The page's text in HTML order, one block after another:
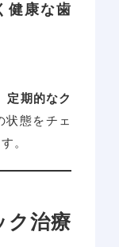
健康な歯
定期的なク
状態をチェ
。
ク治療